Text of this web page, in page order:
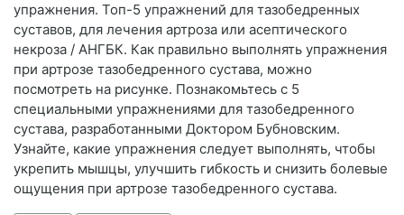
упражнения. Топ-5 упражнений для тазобедренных
суставов, для лечения артроза или асептического
некроза / АНГБК. Как правильно выполнять упражнения
при артрозе тазобедренного сустава, можно
посмотреть на рисунке. Познакомьтесь с 5
специальными упражнениями для тазобедренного
сустава, разработанными Доктором Бубновским.
Узнайте, какие упражнения следует выполнять, чтобы
укрепить мышцы, улучшить гибкость и снизить болевые
ощущения при артрозе тазобедренного сустава.